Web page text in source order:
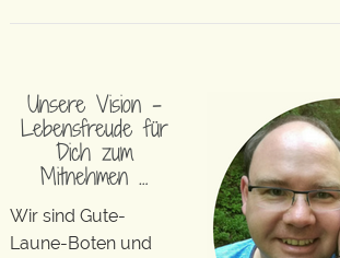
Unsere Vision –
Lebensfreude für
Dich zum
Mitnehmen …
Wir sind Gute-
Laune-Boten und